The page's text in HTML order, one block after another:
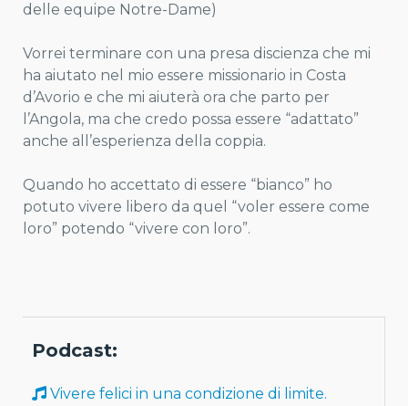
delle equipe Notre-Dame)
Vorrei terminare con una presa discienza che mi
ha aiutato nel mio essere missionario in Costa
d’Avorio e che mi aiuterà ora che parto per
l’Angola, ma che credo possa essere “adattato”
anche all’esperienza della coppia.
Quando ho accettato di essere “bianco” ho
potuto vivere libero da quel “voler essere come
loro” potendo “vivere con loro”.
Podcast:
Vivere felici in una condizione di limite.